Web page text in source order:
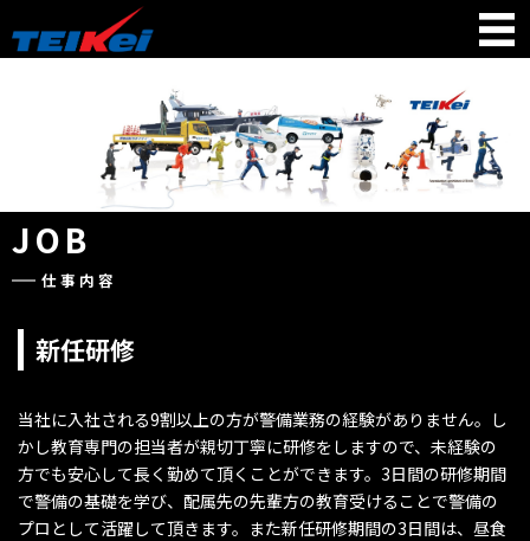
JOB
仕事内容
新任研修
当社に入社される9割以上の方が警備業務の経験がありません。し
かし教育専門の担当者が親切丁寧に研修をしますので、未経験の
方でも安心して長く勤めて頂くことができます。3日間の研修期間
で警備の基礎を学び、配属先の先輩方の教育受けることで警備の
プロとして活躍して頂きます。また新任研修期間の3日間は、昼食